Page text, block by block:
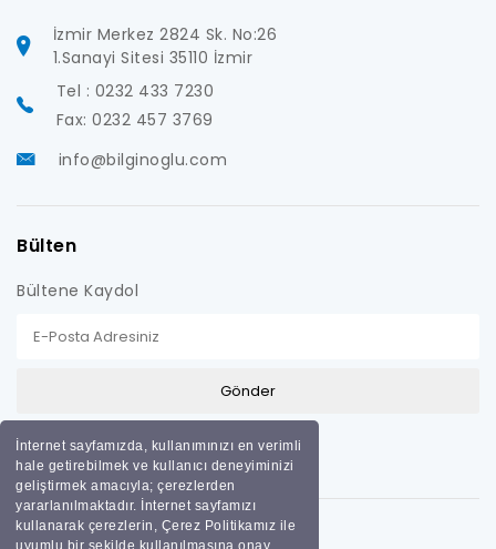
İnternet sayfamızda, kullanımınızı en verimli
hale getirebilmek ve kullanıcı deneyiminizi
geliştirmek amacıyla; çerezlerden
yararlanılmaktadır. İnternet sayfamızı
kullanarak çerezlerin, Çerez Politikamız ile
İzmir Merkez 2824 Sk. No:26
1.Sanayi Sitesi 35110 İzmir
Tel : 0232 433 7230
Fax: 0232 457 3769
info@bilginoglu.com
Bülten
Bültene Kaydol